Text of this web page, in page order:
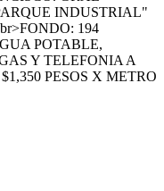
INDUSTRIAL"
194
POTABLE,
Y TELEFONIA A
PESOS X METRO